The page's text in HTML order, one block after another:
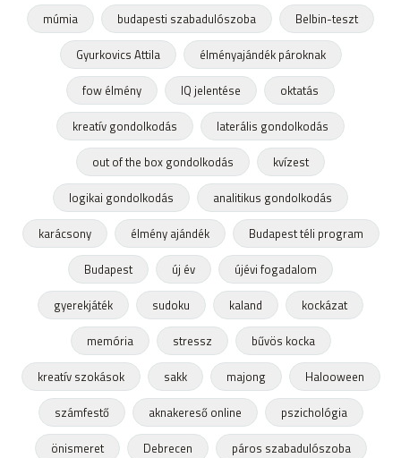
múmia
budapesti szabadulószoba
Belbin-teszt
Gyurkovics Attila
élményajándék pároknak
fow élmény
IQ jelentése
oktatás
kreatív gondolkodás
laterális gondolkodás
out of the box gondolkodás
kvízest
logikai gondolkodás
analitikus gondolkodás
karácsony
élmény ajándék
Budapest téli program
Budapest
új év
újévi fogadalom
gyerekjáték
sudoku kaland
kockázat
memória
stressz
bűvös kocka
kreatív szokások
sakk majong
Halooween
számfestő
aknakereső online
pszichológia
önismeret
Debrecen
páros szabadulószoba